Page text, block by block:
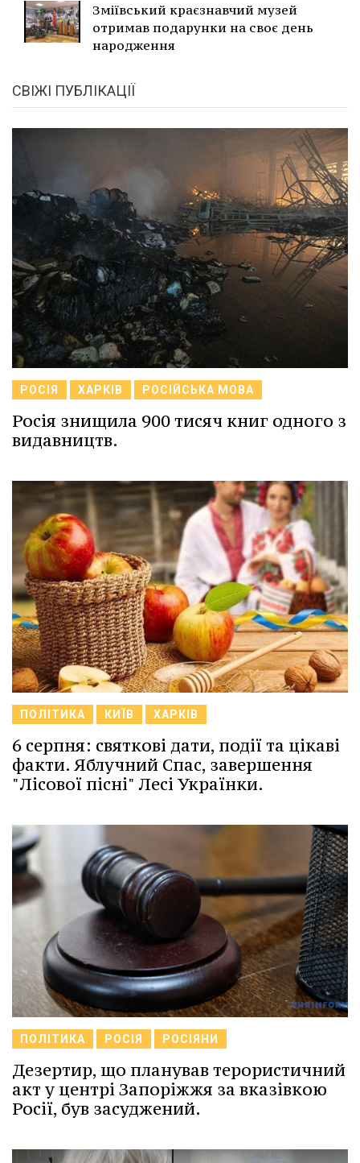
Зміївський краєзнавчий музей
отримав подарунки на своє день
народження
СВІЖІ ПУБЛІКАЦІЇ
РОСІЯ ХАРКІВ РОСІЙСЬКА МОВА
Росія знищила 900 тисяч книг одного з
видавництв.
ПОЛІТИКА КИЇВ ХАРКІВ
6 серпня: святкові дати, події та цікаві
факти. Яблучний Спас, завершення
"Лісової пісні" Лесі Українки.
ПОЛІТИКА РОСІЯ РОСІЯНИ
Дезертир, що планував терористичний
акт у центрі Запоріжжя за вказівкою
Росії, був засуджений.